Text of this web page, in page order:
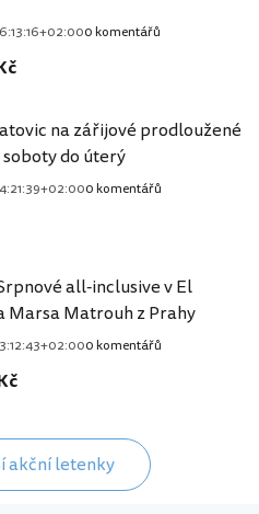
0 komentářů
na zářijové prodloužené
do úterý
0 komentářů
all-inclusive v El
Marsa Matrouh z Prahy
0 komentářů
akční letenky